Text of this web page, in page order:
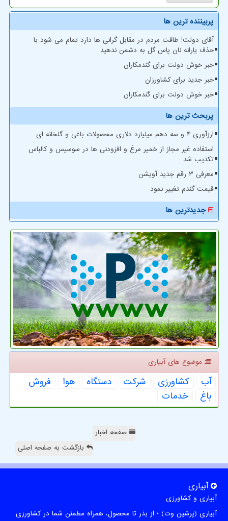
پربیننده ترین ها
آقای دولت! طاقت مردم در مقابل گرانی ها دارد تمام می شود با
حذف یارانه نان پاس گل به دشمن ندهید
خبر خوش دولت برای گندمکاران
خبر جدید برای کشاورزان
خبر خوش دولت برای گندمکاران
پربحث ترین ها
ارزآوری ۴ و سه دهم میلیارد دلاری محصولات باغی و گلخانه ای
استفاده غیر مجاز از خمیر مرغ و افزودنی ها در سوسیس و کالباس
تکذیب شد
معرفی ۳ رقم جدید آویشن
قیمت گندم تغییر نمود
جدیدترین ها
موضوع های آبیاری
آب كشاورزی شركت دستگاه هوا
فروش
باغ
خدمات
صفحه اخبار
بازگشت به صفحه اصلی
آبیاری
آبیاری و کشاورزی
آبیاری (پرشین وت) ؛ از بذر تا محصول، همراه مطمئن شما در کشاورزی